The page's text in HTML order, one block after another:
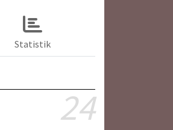
Statistik
24